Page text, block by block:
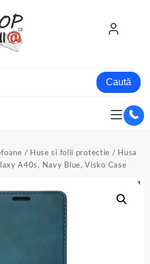
Caută
/ Huse si folii protectie / Husa
A40s, Navy Blue, Visko Case